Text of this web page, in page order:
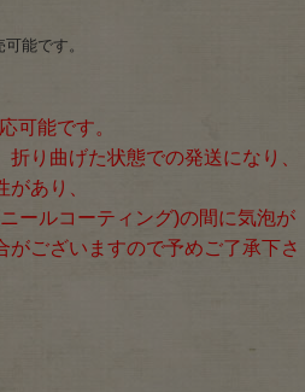
能です。
可能です。
り曲げた状態での発送になり、
あり、
ールコーティング)の間に気泡が
がございますので予めご了承下さ